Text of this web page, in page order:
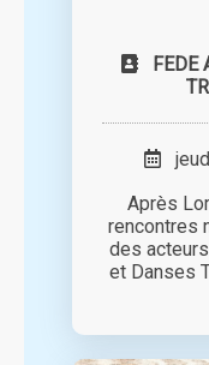
FEDE
Après
rencontres
des
et Danses